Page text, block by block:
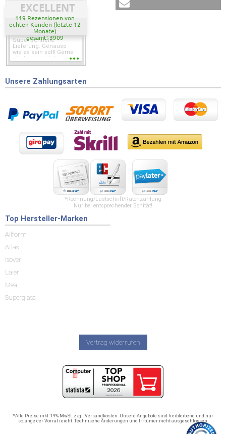
EXCELLENT
119 Rezensionen von
echten Kunden (letzte 12
Monate)
gesamt: 3909
Super schnelle
Lieferung. Genauso
wie es sein soll! Gerne
wieder wenn ich was
Unsere Zahlungsarten
*Rechnung/Lastschrift/Ratenzahlung
Nur bei entsprechender Bonität!
Top Hersteller-Marken
Allform
Atlas
Isover
Laier
Mea
Superglass
Vertrag widerrufen
*Alle Preise inkl. 19% MwSt. zzgl. Versandkosten. Unsere Angebote sind freibleibend und nur
solange der Vorrat reicht. Technische Änderungen und Irrtümer nicht ausgeschlossen.